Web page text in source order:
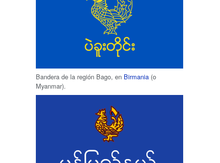
Bandera de la región Bago, en Birmania (o
Myanmar).